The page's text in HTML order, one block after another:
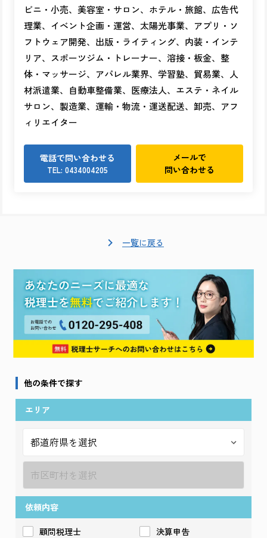
ビニ・小売、美容室・サロン、ホテル・旅館、広告代
理業、イベント企画・運営、太陽光事業、アプリ・ソ
フトウェア開発、出版・ライティング、内装・インテ
リア、スポーツジム・トレーナー、溶接・板金、整
体・マッサージ、アパレル業界、学習塾、貿易業、人
材派遣業、自動車整備業、医療法人、エステ・ネイル
サロン、製造業、運輸・物流・運送配送、卸売、アフ
ィリエイター
電話で問い合わせる
TEL: 0434004205
メールで
問い合わせる
一覧に戻る
他の条件で探す
エリア
依頼内容
顧問税理士
決算申告